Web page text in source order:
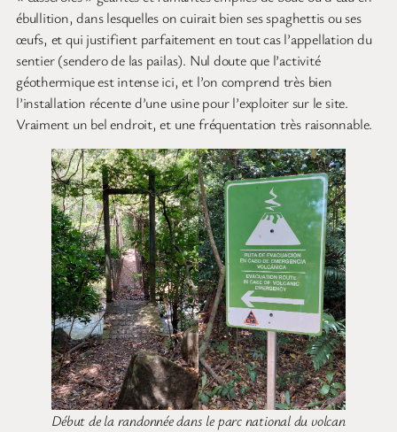
ébullition, dans lesquelles on cuirait bien ses spaghettis ou ses
œufs, et qui justifient parfaitement en tout cas l’appellation du
sentier (sendero de las pailas). Nul doute que l’activité
géothermique est intense ici, et l’on comprend très bien
l’installation récente d’une usine pour l’exploiter sur le site.
Vraiment un bel endroit, et une fréquentation très raisonnable.
Début de la randonnée dans le parc national du volcan